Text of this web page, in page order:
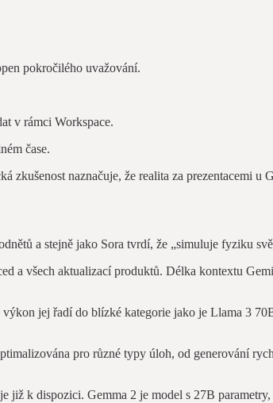
pokročilého uvažování.
v rámci Workspace.
čase.
zkušenost naznačuje, že realita za prezentacemi u
a stejně jako Sora tvrdí, že „simuluje fyziku
a všech aktualizací produktů. Délka kontextu
jej řadí do blízké kategorie jako je Llama 3
pro různé typy úloh, od generování
již k dispozici. Gemma 2 je model s 27B